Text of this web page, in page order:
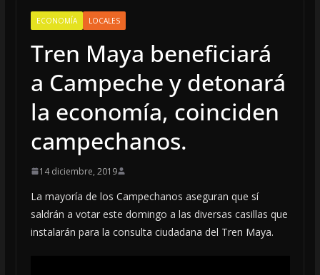
ECONOMÍA LOCALES
Tren Maya beneficiará
a Campeche y detonará
la economía, coinciden
campechanos.
14 diciembre, 2019
La mayoría de los Campechanos aseguran que sí
saldrán a votar este domingo a las diversas casillas que
instalarán para la consulta ciudadana del Tren Maya.